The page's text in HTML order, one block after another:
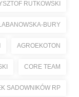
RUTKOWSKI
BURY
AGROEKOTON
CORE TEAM
SADOWNIKÓW RP